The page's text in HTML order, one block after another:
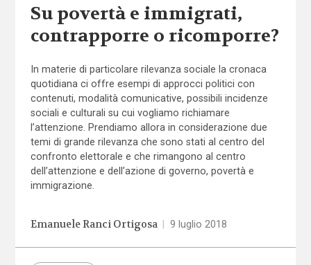
Su povertà e immigrati,
contrapporre o ricomporre?
In materie di particolare rilevanza sociale la cronaca
quotidiana ci offre esempi di approcci politici con
contenuti, modalità comunicative, possibili incidenze
sociali e culturali su cui vogliamo richiamare
l’attenzione. Prendiamo allora in considerazione due
temi di grande rilevanza che sono stati al centro del
confronto elettorale e che rimangono al centro
dell’attenzione e dell’azione di governo, povertà e
immigrazione.
Emanuele Ranci Ortigosa 9 luglio 2018